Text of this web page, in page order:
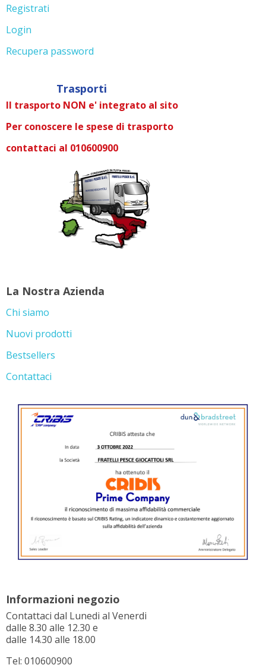
Registrati
Login
Recupera password
Trasporti
Il trasporto NON e' integrato al sito
Per conoscere le spese di trasporto
contattaci al 010600900
La Nostra Azienda
Chi siamo
Nuovi prodotti
Bestsellers
Contattaci
Informazioni negozio
Contattaci dal Lunedi al Venerdi
dalle 8.30 alle 12.30 e
dalle 14.30 alle 18.00
Tel: 010600900